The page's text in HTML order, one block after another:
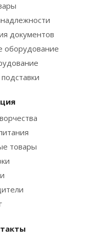
документов
оборудование
товары